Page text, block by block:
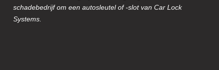
schadebedrijf om een autosleutel of -slot van Car Lock
Systems.